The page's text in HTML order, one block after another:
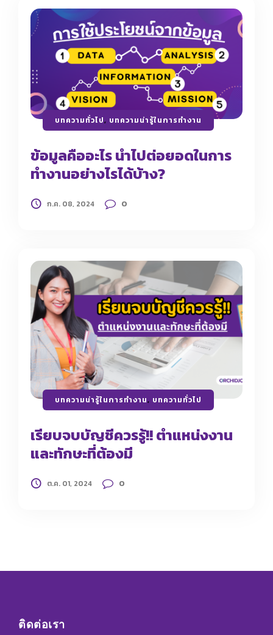
บทความทั่วไป, บทความน่ารู้ในการทำงาน
ข้อมูลคืออะไร นำไปต่อยอดในการ
ทำงานอย่างไรได้บ้าง?
ก.ค. 08, 2024 0
บทความน่ารู้ในการทำงาน, บทความทั่วไป
เรียบจบบัญชีควรรู้!! ตำแหน่งงาน
และทักษะที่ต้องมี
ต.ค. 01, 2024 0
ติดต่อเรา